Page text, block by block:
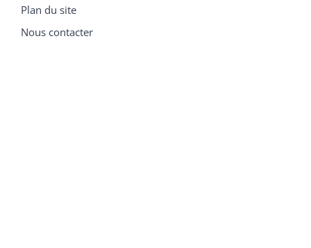
Plan du site
Nous contacter